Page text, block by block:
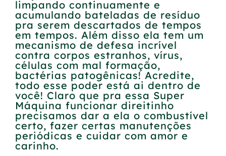
limpando continuamente e
acumulando bateladas de resíduo
pra serem descartados de tempos
em tempos. Além disso ela tem um
mecanismo de defesa incrível
contra corpos estranhos, vírus,
células com mal formação,
bactérias patogênicas! Acredite,
todo esse poder está ai dentro de
você! Claro que pra essa Super
Máquina funcionar direitinho
precisamos dar a ela o combustível
certo, fazer certas manutenções
periódicas e cuidar com amor e
carinho.